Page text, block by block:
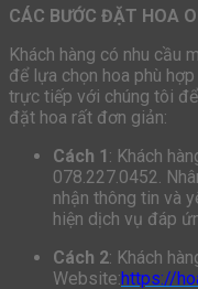
CÁC BƯỚC ĐẶT HOA
Khách hàng có nhu cầu
để lựa chọn hoa phù
trực tiếp với chúng tôi
đặt hoa rất đơn giản:
Cách 1 : Khách
078.227.0452.
nhận thông tin và
hiện dịch vụ đáp
Cách 2: Khách
Website:https://